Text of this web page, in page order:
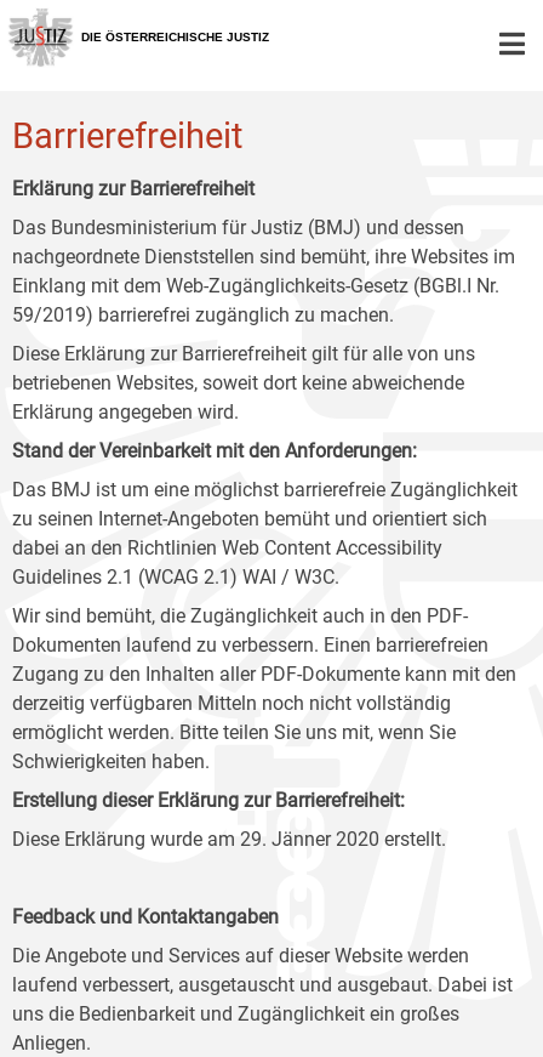
Zur
Hauptnavigation
[1]
Zum
Inhalt
[2]
Zum
Untermenü
[3]
DIE ÖSTERREICHISCHE JUSTIZ
Barrierefreiheit
Erklärung zur Barrierefreiheit
Das Bundesministerium für Justiz (BMJ) und dessen
nachgeordnete Dienststellen sind bemüht, ihre Websites im
Einklang mit dem Web-Zugänglichkeits-Gesetz (BGBl.I Nr.
59/2019) barrierefrei zugänglich zu machen.
Diese Erklärung zur Barrierefreiheit gilt für alle von uns
betriebenen Websites, soweit dort keine abweichende
Erklärung angegeben wird.
Stand der Vereinbarkeit mit den Anforderungen:
Das BMJ ist um eine möglichst barrierefreie Zugänglichkeit
zu seinen Internet-Angeboten bemüht und orientiert sich
dabei an den Richtlinien Web Content Accessibility
Guidelines 2.1 (WCAG 2.1) WAI / W3C.
Wir sind bemüht, die Zugänglichkeit auch in den PDF-
Dokumenten laufend zu verbessern. Einen barrierefreien
Zugang zu den Inhalten aller PDF-Dokumente kann mit den
derzeitig verfügbaren Mitteln noch nicht vollständig
ermöglicht werden. Bitte teilen Sie uns mit, wenn Sie
Schwierigkeiten haben.
Erstellung dieser Erklärung zur Barrierefreiheit:
Diese Erklärung wurde am 29. Jänner 2020 erstellt.
Feedback und Kontaktangaben
Die Angebote und Services auf dieser Website werden
laufend verbessert, ausgetauscht und ausgebaut. Dabei ist
uns die Bedienbarkeit und Zugänglichkeit ein großes
Anliegen.